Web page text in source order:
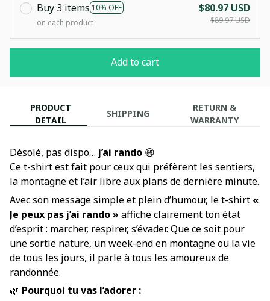
Buy 3 items 10% OFF
on each product
$80.97 USD
$89.97 USD
Add to cart
PRODUCT
DETAIL
SHIPPING
RETURN &
WARRANTY
Désolé, pas dispo… j’ai rando 😄
Ce t-shirt est fait pour ceux qui préfèrent les sentiers,
la montagne et l’air libre aux plans de dernière minute.
Avec son message simple et plein d’humour, le t-shirt «
Je peux pas j’ai rando » affiche clairement ton état
d’esprit : marcher, respirer, s’évader. Que ce soit pour
une sortie nature, un week-end en montagne ou la vie
de tous les jours, il parle à tous les amoureux de
randonnée.
🌿 Pourquoi tu vas l’adorer :